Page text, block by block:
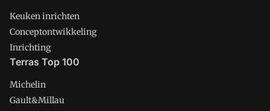
Keuken inrichten
Conceptontwikkeling
Inrichting
Terras Top 100
Michelin
Gault&Millau